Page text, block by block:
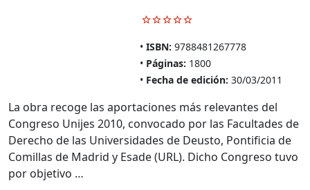
ISBN: 9788481267778
Páginas: 1800
Fecha de edición: 30/03/2011
La obra recoge las aportaciones más relevantes del
Congreso Unijes 2010, convocado por las Facultades de
Derecho de las Universidades de Deusto, Pontificia de
Comillas de Madrid y Esade (URL). Dicho Congreso tuvo
por objetivo …